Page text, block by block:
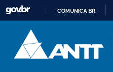
COMUNICA BR